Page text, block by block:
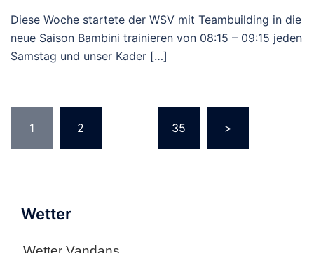
Diese Woche startete der WSV mit Teambuilding in die
neue Saison Bambini trainieren von 08:15 – 09:15 jeden
Samstag und unser Kader […]
der
Beiträge
1 2 35 >
Wetter